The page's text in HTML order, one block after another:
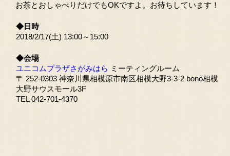
お茶とおしゃべりだけでもOKですよ。お待ちしています！
◆日時
2018/2/17(土) 13:00～15:00
◆会場
ユニコムプラザさがみはら ミーティングルーム
〒 252-0303 神奈川県相模原市南区相模大野3-3-2 bono相模
大野サウスモール3F
TEL 042-701-4370